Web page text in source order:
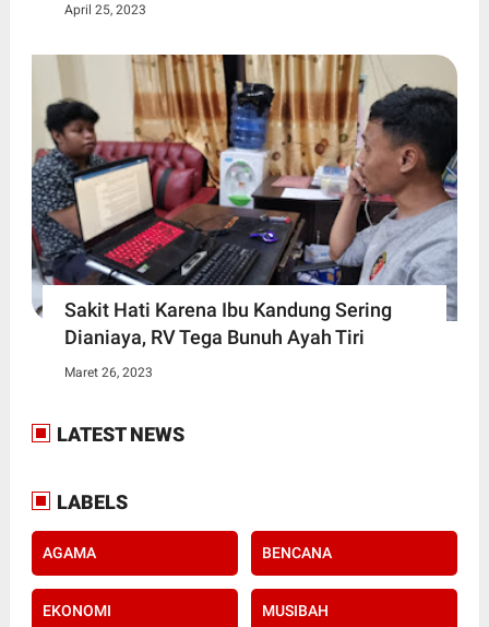
April 25, 2023
Sakit Hati Karena Ibu Kandung Sering
Dianiaya, RV Tega Bunuh Ayah Tiri
Maret 26, 2023
LATEST NEWS
LABELS
AGAMA BENCANA
EKONOMI MUSIBAH